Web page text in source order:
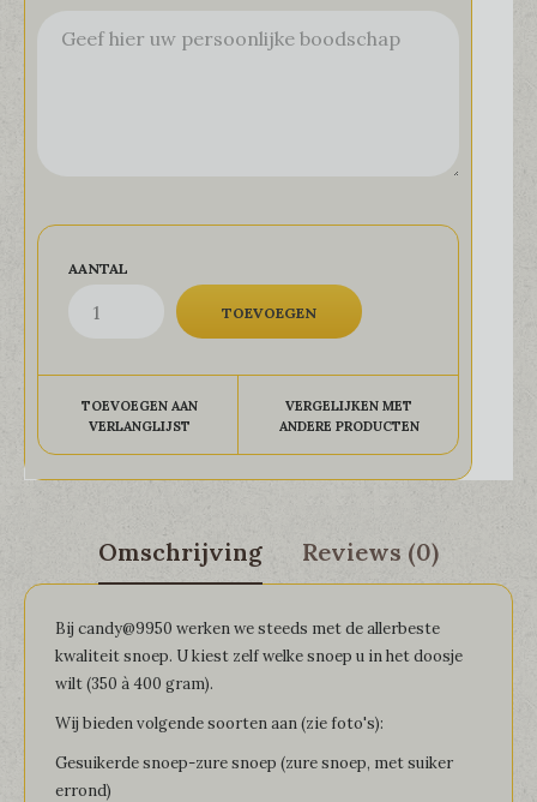
AANTAL
TOEVOEGEN AAN
VERLANGLIJST
VERGELIJKEN MET
ANDERE PRODUCTEN
Omschrijving Reviews (0)
Bij candy@9950 werken we steeds met de allerbeste
kwaliteit snoep. U kiest zelf welke snoep u in het doosje
wilt (350 à 400 gram).
Wij bieden volgende soorten aan (zie foto's):
Gesuikerde snoep-zure snoep (zure snoep, met suiker
errond)